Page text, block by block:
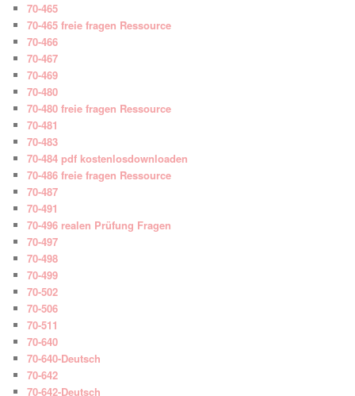
70-465
70-465 freie fragen Ressource
70-466
70-467
70-469
70-480
70-480 freie fragen Ressource
70-481
70-483
70-484 pdf kostenlosdownloaden
70-486 freie fragen Ressource
70-487
70-491
70-496 realen Prüfung Fragen
70-497
70-498
70-499
70-502
70-506
70-511
70-640
70-640-Deutsch
70-642
70-642-Deutsch